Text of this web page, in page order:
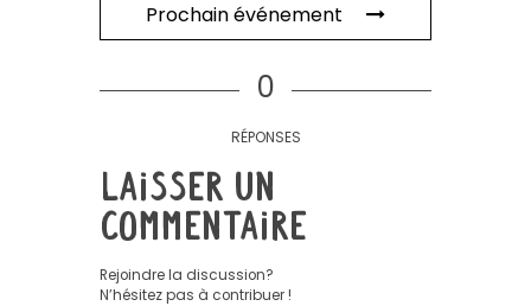
Prochain événement
0
RÉPONSES
Laisser un
commentaire
Rejoindre la discussion?
N’hésitez pas à contribuer !